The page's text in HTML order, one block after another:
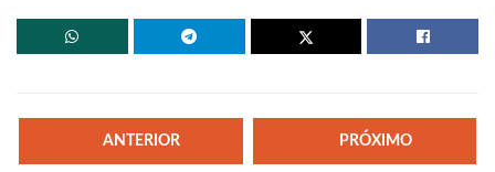
ANTERIOR PRÓXIMO